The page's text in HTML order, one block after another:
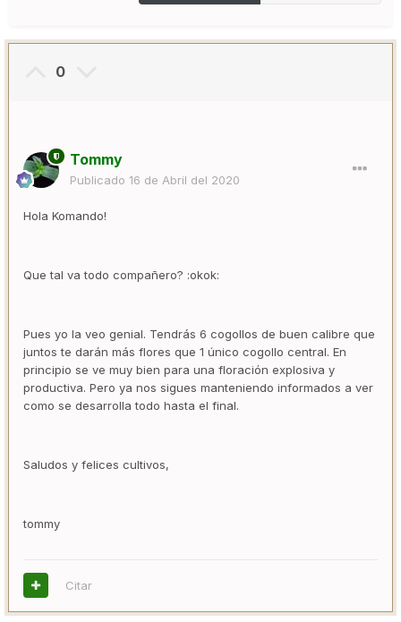
0
Tommy
Publicado 16 de Abril del 2020
Hola Komando!
Que tal va todo compañero? :okok:
Pues yo la veo genial. Tendrás 6 cogollos de buen calibre que
juntos te darán más flores que 1 único cogollo central. En
principio se ve muy bien para una floración explosiva y
productiva. Pero ya nos sigues manteniendo informados a ver
como se desarrolla todo hasta el final.
Saludos y felices cultivos,
tommy
Citar